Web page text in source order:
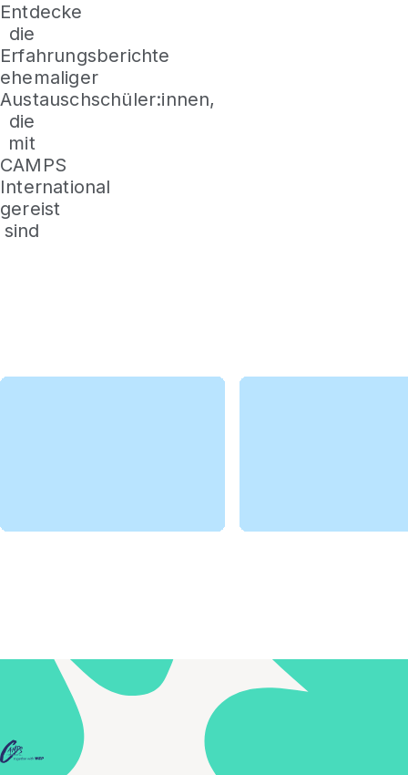
Entdecke
die
Erfahrungsberichte
ehemaliger
Austauschschüler:innen,
die
mit
CAMPS
International
gereist
sind